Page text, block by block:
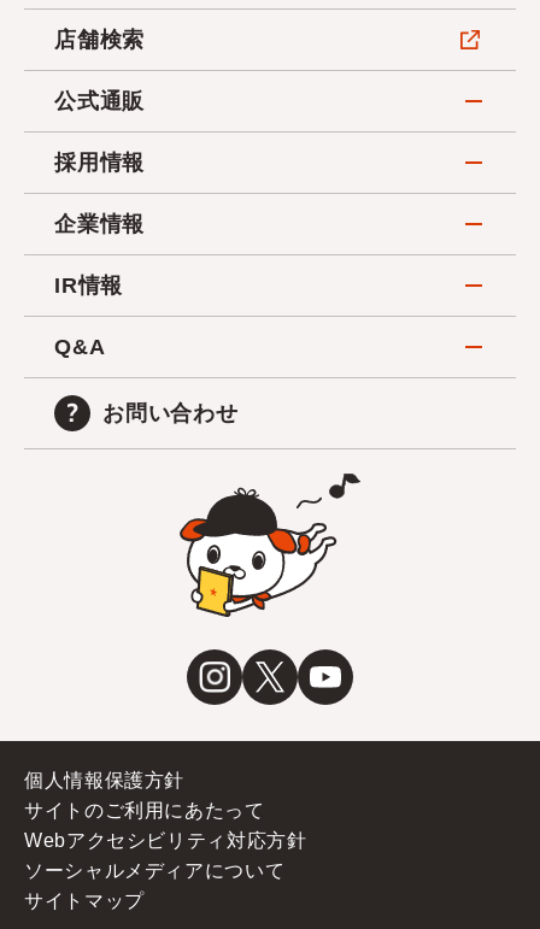
店舗検索
公式通販
採用情報
企業情報
IR情報
Q&A
お問い合わせ
個人情報保護方針
サイトのご利用にあたって
Webアクセシビリティ対応方針
ソーシャルメディアについて
サイトマップ